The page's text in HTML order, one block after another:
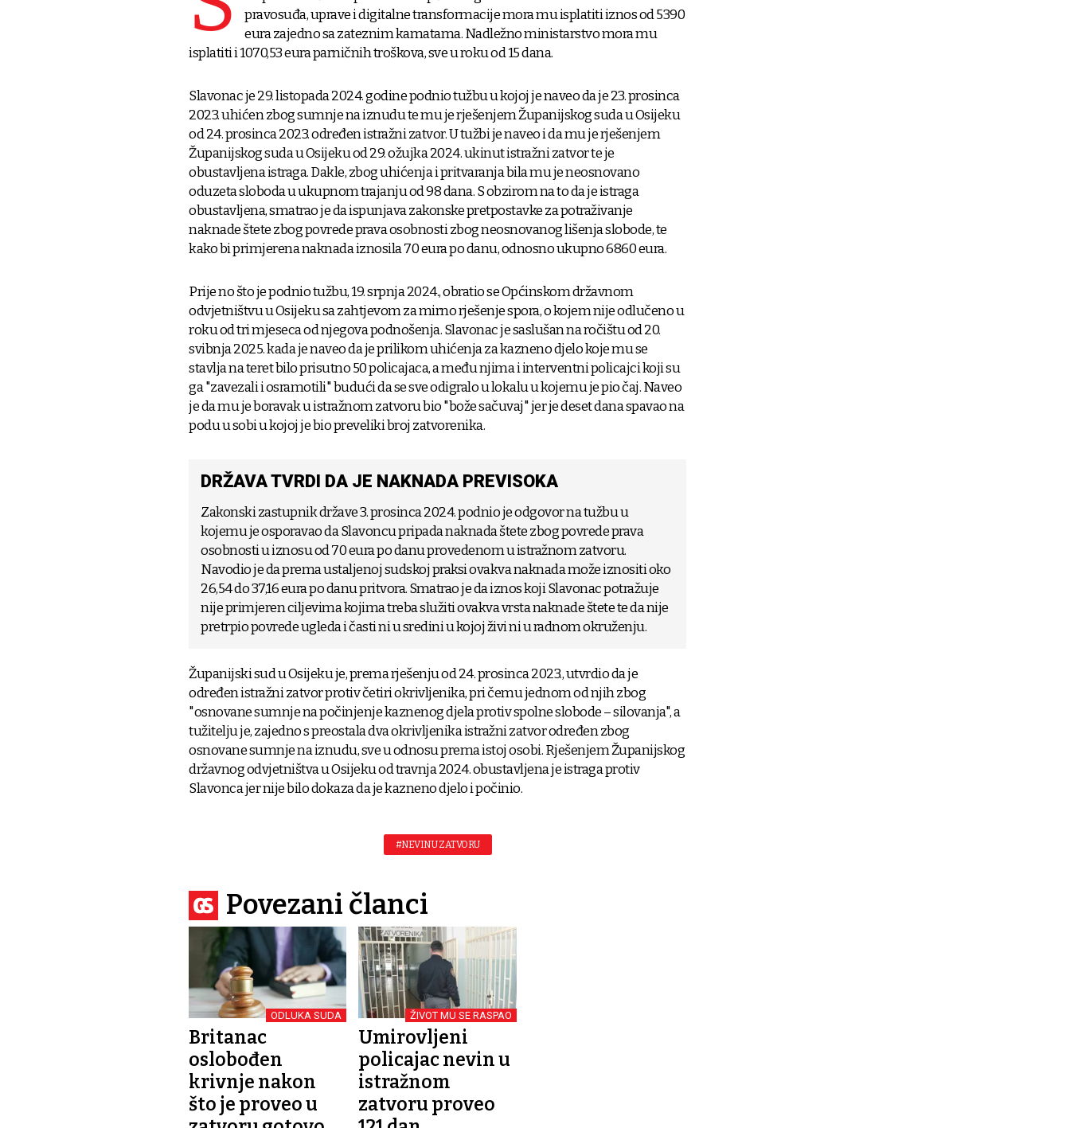
pravosuđa, uprave i digitalne transformacije mora mu isplatiti iznos od 5390
eura zajedno sa zateznim kamatama. Nadležno ministarstvo mora mu
isplatiti i 1070,53 eura parničnih troškova, sve u roku od 15 dana.
Slavonac je 29. listopada 2024. godine podnio tužbu u kojoj je naveo da je 23. prosinca
2023. uhićen zbog sumnje na iznudu te mu je rješenjem Županijskog suda u Osijeku
od 24. prosinca 2023. određen istražni zatvor. U tužbi je naveo i da mu je rješenjem
Županijskog suda u Osijeku od 29. ožujka 2024. ukinut istražni zatvor te je
obustavljena istraga. Dakle, zbog uhićenja i pritvaranja bila mu je neosnovano
oduzeta sloboda u ukupnom trajanju od 98 dana. S obzirom na to da je istraga
obustavljena, smatrao je da ispunjava zakonske pretpostavke za potraživanje
naknade štete zbog povrede prava osobnosti zbog neosnovanog lišenja slobode, te
kako bi primjerena naknada iznosila 70 eura po danu, odnosno ukupno 6860 eura.
Prije no što je podnio tužbu, 19. srpnja 2024., obratio se Općinskom državnom
odvjetništvu u Osijeku sa zahtjevom za mirno rješenje spora, o kojem nije odlučeno u
roku od tri mjeseca od njegova podnošenja. Slavonac je saslušan na ročištu od 20.
svibnja 2025. kada je naveo da je prilikom uhićenja za kazneno djelo koje mu se
stavlja na teret bilo prisutno 50 policajaca, a među njima i interventni policajci koji su
ga "zavezali i osramotili" budući da se sve odigralo u lokalu u kojemu je pio čaj. Naveo
je da mu je boravak u istražnom zatvoru bio "bože sačuvaj" jer je deset dana spavao na
podu u sobi u kojoj je bio preveliki broj zatvorenika.
DRŽAVA TVRDI DA JE NAKNADA PREVISOKA
Zakonski zastupnik države 3. prosinca 2024. podnio je odgovor na tužbu u
kojemu je osporavao da Slavoncu pripada naknada štete zbog povrede prava
osobnosti u iznosu od 70 eura po danu provedenom u istražnom zatvoru.
Navodio je da prema ustaljenoj sudskoj praksi ovakva naknada može iznositi oko
26,54 do 37,16 eura po danu pritvora. Smatrao je da iznos koji Slavonac potražuje
nije primjeren ciljevima kojima treba služiti ovakva vrsta naknade štete te da nije
pretrpio povrede ugleda i časti ni u sredini u kojoj živi ni u radnom okruženju.
Županijski sud u Osijeku je, prema rješenju od 24. prosinca 2023., utvrdio da je
određen istražni zatvor protiv četiri okrivljenika, pri čemu jednom od njih zbog
"osnovane sumnje na počinjenje kaznenog djela protiv spolne slobode – silovanja", a
tužitelju je, zajedno s preostala dva okrivljenika istražni zatvor određen zbog
osnovane sumnje na iznudu, sve u odnosu prema istoj osobi. Rješenjem Županijskog
državnog odvjetništva u Osijeku od travnja 2024. obustavljena je istraga protiv
Slavonca jer nije bilo dokaza da je kazneno djelo i počinio.
#NEVIN U ZATVORU
Povezani članci
ODLUKA SUDA
Britanac
oslobođen
krivnje nakon
što je proveo u
ŽIVOT MU SE RASPAO
Umirovljeni
policajac nevin u
istražnom
zatvoru proveo